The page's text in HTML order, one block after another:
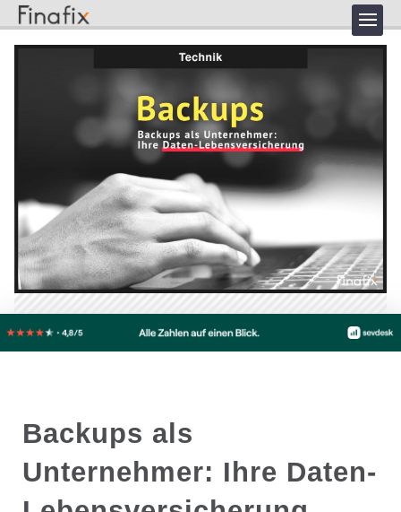
Backups als
Unternehmer: Ihre Daten-